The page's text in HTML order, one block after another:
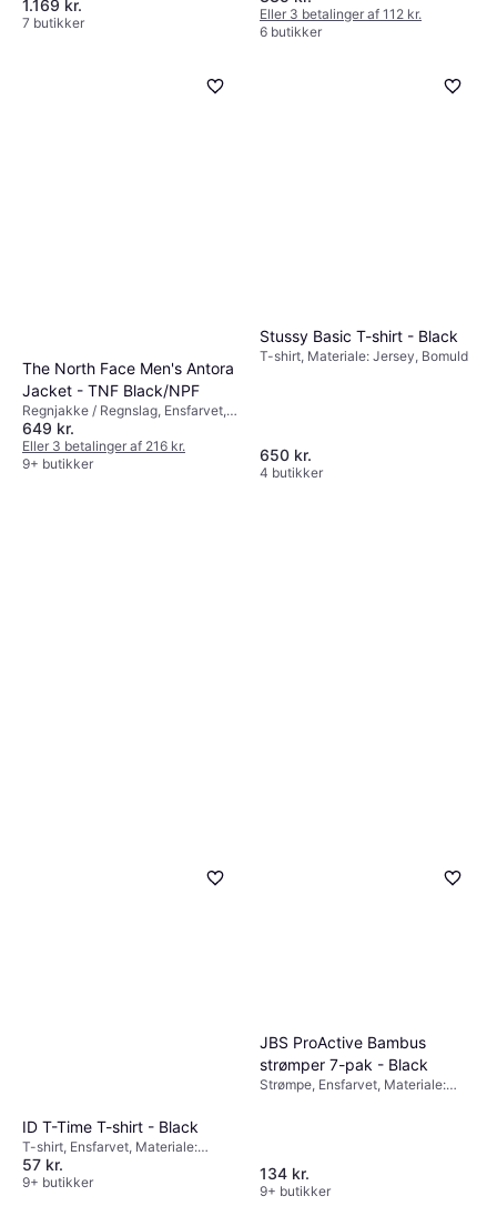
Materiale: Polyester, Fleece,
Vindtæt, Lommer, Vandafvisende,
1.169 kr.
7 butikker
Eller 3 betalinger af 112 kr.
6 butikker
The North Face Men's Antora
Jacket - TNF Black/NPF
Regnjakke / Regnslag, Ensfarvet,
Materiale: Nylon, Fugtafvisende,
Vindtæt, Lommer, Hætte, Vandtæt,
Ventilerende
649 kr.
Eller 3 betalinger af 216 kr.
9+ butikker
Stussy Basic T-shirt - Black
T-shirt, Materiale: Jersey, Bomuld
650 kr.
4 butikker
ID T-Time T-shirt - Black
T-shirt, Ensfarvet, Materiale:
Bomuld
57 kr.
9+ butikker
JBS ProActive Bambus
strømper 7-pak - Black
Strømpe, Ensfarvet, Materiale:
134 kr.
9+ butikker